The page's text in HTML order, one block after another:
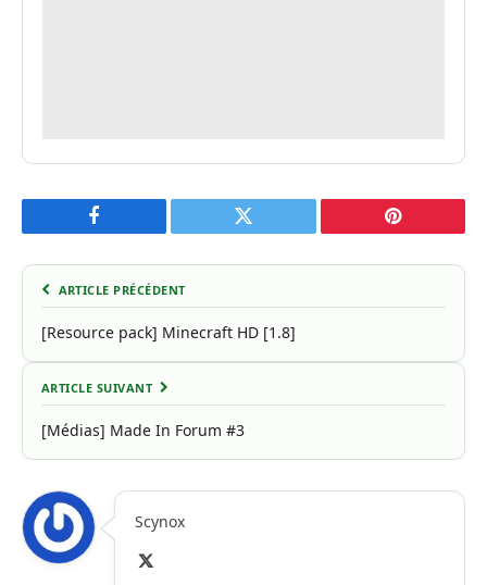
Facebook Twitter Pinterest
ARTICLE PRÉCÉDENT
[Resource pack] Minecraft HD [1.8]
ARTICLE SUIVANT
[Médias] Made In Forum #3
Scynox